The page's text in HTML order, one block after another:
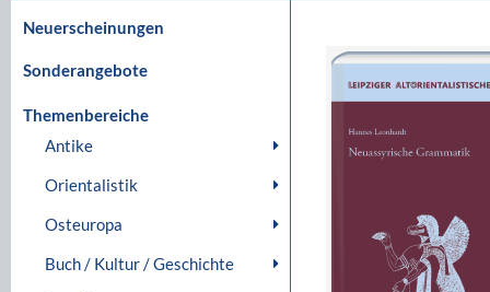
Neuerscheinungen
Sonderangebote
Themenbereiche
Antike
Orientalistik
Osteuropa
Buch / Kultur / Geschichte